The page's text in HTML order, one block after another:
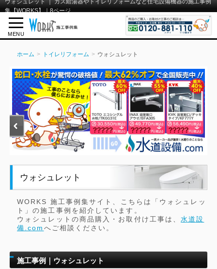
ウォシュレット ｜ ガス給湯器やトイレリフォームなど住宅設備機器の施工事例
集【WORKS】｜8ページ
MENU
ホーム トイレリフォーム ウォシュレット
ウォシュレット
WORKS 施工事例集サイト、こちらは「ウォシュレッ
ト」の施工事例を紹介しています。
ウォシュレットの商品購入・お取付け工事は、水道設
備.com へご相談ください。
施工事例｜ウォシュレット